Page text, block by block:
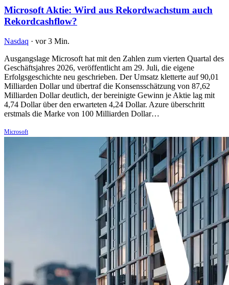
Microsoft Aktie: Wird aus Rekordwachstum auch
Rekordcashflow?
Nasdaq · vor 3 Min.
Ausgangslage Microsoft hat mit den Zahlen zum vierten Quartal des
Geschäftsjahres 2026, veröffentlicht am 29. Juli, die eigene
Erfolgsgeschichte neu geschrieben. Der Umsatz kletterte auf 90,01
Milliarden Dollar und übertraf die Konsensschätzung von 87,62
Milliarden Dollar deutlich, der bereinigte Gewinn je Aktie lag mit
4,74 Dollar über den erwarteten 4,24 Dollar. Azure überschritt
erstmals die Marke von 100 Milliarden Dollar…
Microsoft